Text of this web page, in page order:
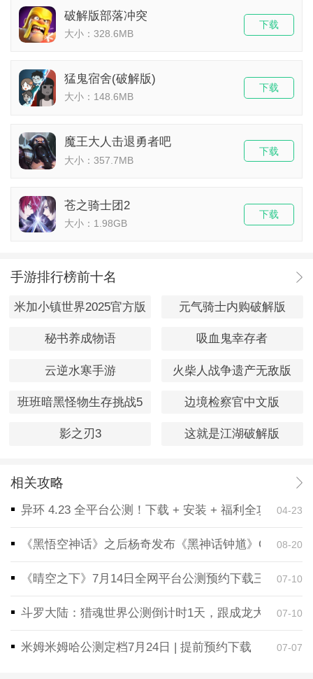
破解版部落冲突
大小：328.6MB
下载
猛鬼宿舍(破解版)
大小：148.6MB
下载
魔王大人击退勇者吧
大小：357.7MB
下载
苍之骑士团2
大小：1.98GB
下载
手游排行榜前十名
米加小镇世界2025官方版 元气骑士内购破解版
秘书养成物语 吸血鬼幸存者
云逆水寒手游 火柴人战争遗产无敌版
班班暗黑怪物生存挑战5 边境检察官中文版
影之刃3 这就是江湖破解版
相关攻略
异环 4.23 全平台公测！下载 + 安装 + 福利全攻略，一
04-23
《黑悟空神话》之后杨奇发布《黑神话钟馗》CG！预
08-20
《晴空之下》7月14日全网平台公测预约下载三端同步
07-10
斗罗大陆：猎魂世界公测倒计时1天，跟成龙大哥一起
07-10
米姆米姆哈公测定档7月24日 | 提前预约下载 07-07